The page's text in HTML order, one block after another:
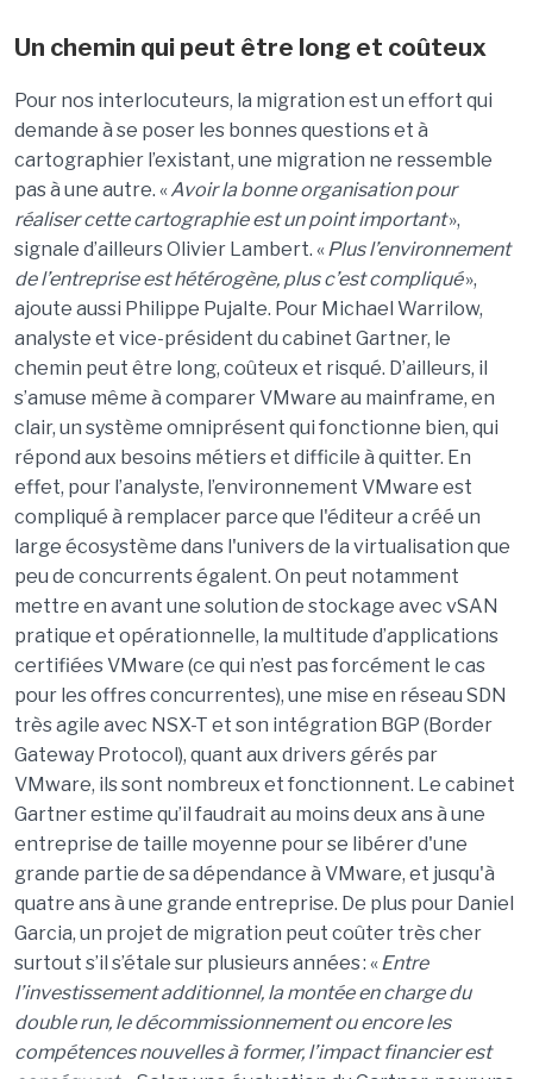
Un chemin qui peut être long et coûteux
Pour nos interlocuteurs, la migration est un effort qui
demande à se poser les bonnes questions et à
cartographier l’existant, une migration ne ressemble
pasà une autre. «Avoir la bonne organisation pour
réaliser cette cartographie est un point important»,
signale d’ailleurs Olivier Lambert. «Plus l’environnement
de l’entreprise esthétérogène, plus c’est compliqué»,
ajoute aussi Philippe Pujalte. Pour Michael Warrilow,
analyste et vice-président du cabinet Gartner, le
chemin peut être long, coûteux et risqué. D’ailleurs, il
s’amuse même à comparer VMware au mainframe, en
clair, un système omniprésent qui fonctionne bien, qui
répond aux besoins métiers et difficile à quitter. En
effet, pour l’analyste, l’environnement VMware est
compliqué à remplacer parce que l'éditeur a créé un
large écosystème dans l'univers de la virtualisation que
peu de concurrentségalent. On peut notamment
mettre en avant une solution de stockage avec vSAN
pratique et opérationnelle, la multitude d’applications
certifiées VMware (ce qui n’est pas forcément le cas
pour les offres concurrentes), une mise en réseau SDN
très agile avec NSX-T et son intégration BGP (Border
Gateway Protocol), quant aux drivers gérés par
VMware, ils sont nombreux et fonctionnent. Le cabinet
Gartner estime qu’il faudrait au moins deux ansà une
entreprise de taille moyenne pour se libérer d'une
grande partie de sa dépendance à VMware, et jusqu'à
quatre ansà une grande entreprise. De plus pour Daniel
Garcia, un projet de migration peut coûtertrès cher
surtout s’il s’étale sur plusieurs années: «Entre
l’investissement additionnel, la montée en charge du
double run, le décommissionnement ou encore les
compétences nouvellesà former, l’impact financier est